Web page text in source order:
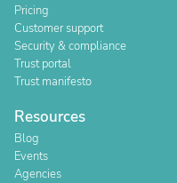
Pricing
Customer support
Security & compliance
Trust portal
Trust manifesto
Resources
Blog
Events
Agencies